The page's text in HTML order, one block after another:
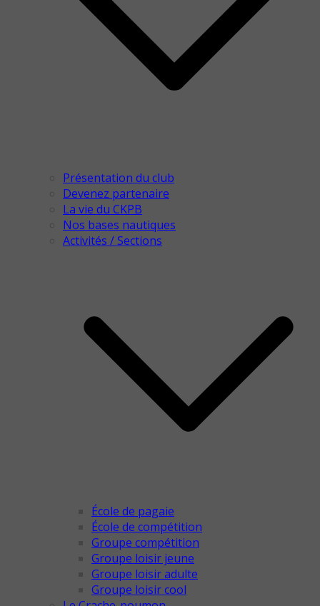
Présentation du club
Devenez partenaire
La vie du CKPB
Nos bases nautiques
Activités / Sections
École de pagaie
École de compétition
Groupe compétition
Groupe loisir jeune
Groupe loisir adulte
Groupe loisir cool